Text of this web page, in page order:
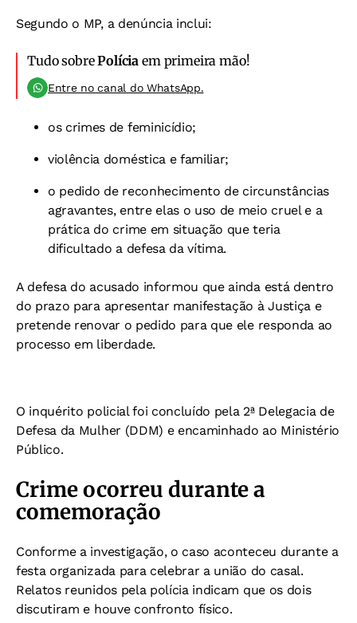
Segundo o MP, a denúncia inclui:
Tudo sobrePolícia em primeira mão!
Entre no canal do WhatsApp.
os crimes de feminicídio;
violência doméstica e familiar;
o pedido de reconhecimento de circunstâncias
agravantes, entre elas o uso de meio cruel e a
prática do crime em situação que teria
dificultado a defesa da vítima.
A defesa do acusado informou que ainda está dentro
do prazo para apresentar manifestação à Justiça e
pretende renovar o pedido para que ele responda ao
processo em liberdade.
O inquérito policial foi concluído pela 2ª Delegacia de
Defesa da Mulher (DDM) e encaminhado ao Ministério
Público.
Crime ocorreu durante a
comemoração
Conforme a investigação, o caso aconteceu durante a
festa organizada para celebrar a união do casal.
Relatos reunidos pela polícia indicam que os dois
discutiram e houve confronto físico.